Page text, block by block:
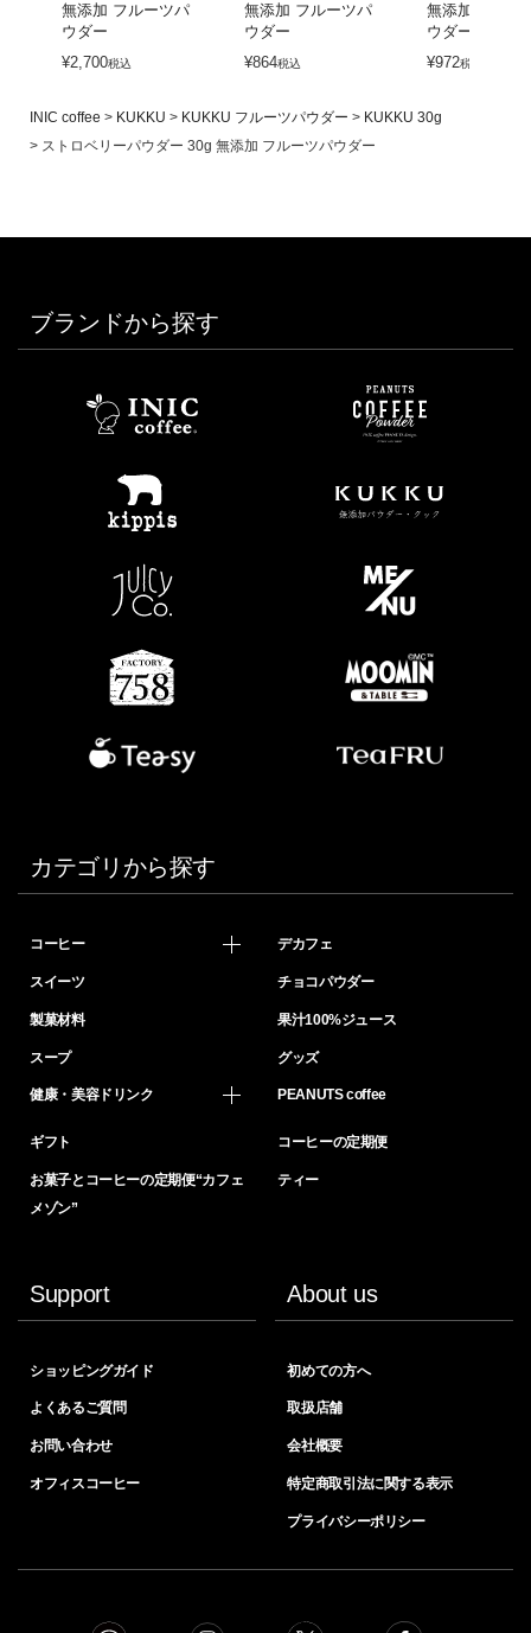
無添加 フルーツパ
ウダー
¥2,700税込
無添加 フルーツパ
ウダー
¥864税込
無添加 フルー
ウダー
¥972税込
INIC coffee KUKKU KUKKU フルーツパウダー
KUKKU 30g
ストロベリーパウダー 30g 無添加 フルーツパウダー
ブランドから探す
カテゴリから探す
コーヒー デカフェ
スイーツ チョコパウダー
製菓材料 果汁100%ジュース
スープ グッズ
健康・美容ドリンク PEANUTS coffee
ギフト コーヒーの定期便
お菓子とコーヒーの定期便“カフェ
メゾン”
ティー
Support
ショッピングガイド
よくあるご質問
お問い合わせ
オフィスコーヒー
About us
初めての方へ
取扱店舗
会社概要
特定商取引法に関する表示
プライバシーポリシー